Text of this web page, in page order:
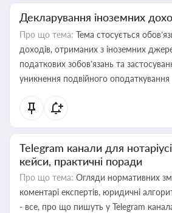
Декларування іноземних
Про що тема: Тема стосується
доходів, отриманих з іноземних
податкових зобов’язань та
уникнення подвійного оподаткування
Telegram канали для
кейси, практичні поради
Про що тема: Огляди нормативних
коментарі експертів, юридичні
- все, про що пишуть у Telegram